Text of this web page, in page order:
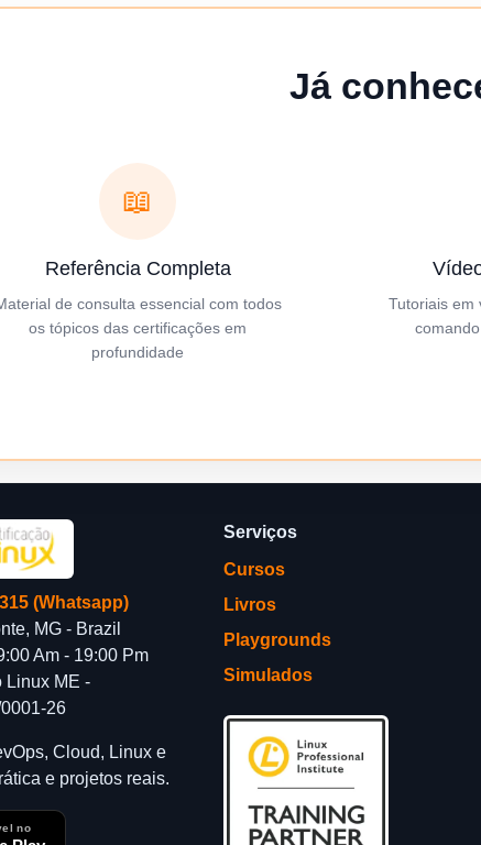
Já
📖
Referência Completa
de consulta essencial com todos
os tópicos das certificações em
profundidade
Tutoriais em
(Whatsapp)
MG - Brazil
Am - 19:00 Pm
Linux ME -
26
Cloud, Linux e
e projetos reais.
no
Serviços
Cursos
Livros
Playgrounds
Simulados